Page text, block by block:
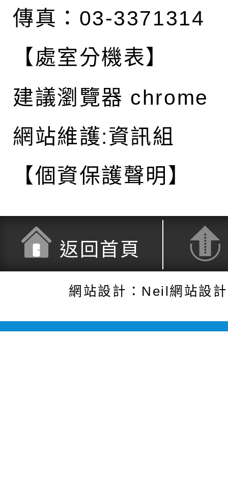
傳真：03-3371314
【處室分機表】
建議瀏覽器 chrome
網站維護:資訊組
【個資保護聲明】
返回首頁
網站設計：Neil網站設